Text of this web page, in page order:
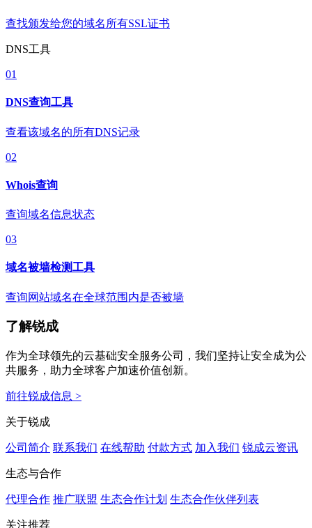
查找颁发给您的域名所有SSL证书
DNS工具
01
DNS查询工具
查看该域名的所有DNS记录
02
Whois查询
查询域名信息状态
03
域名被墙检测工具
查询网站域名在全球范围内是否被墙
了解锐成
作为全球领先的云基础安全服务公司，我们坚持让安全成为公
共服务，助力全球客户加速价值创新。
前往锐成信息 >
关于锐成
公司简介 联系我们 在线帮助 付款方式 加入我们 锐成云资讯
生态与合作
代理合作 推广联盟 生态合作计划 生态合作伙伴列表
关注推荐